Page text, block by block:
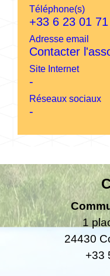
Téléphone(s)
+33 6 23 01
Adresse email
Contacter
Site Internet
-
Réseaux sociaux
-
1
24430
+33